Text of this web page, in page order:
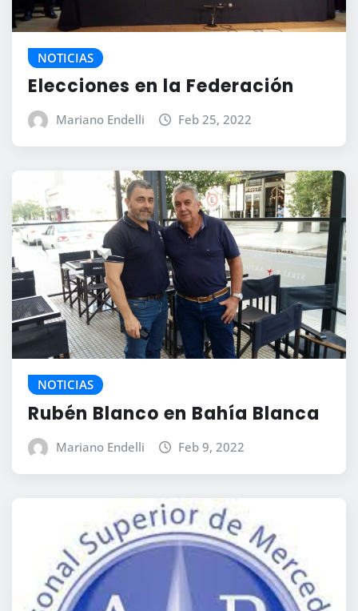
NOTICIAS
Elecciones en la Federación
Mariano Endelli Feb 25, 2022
NOTICIAS
Rubén Blanco en Bahía Blanca
Mariano Endelli Feb 9, 2022